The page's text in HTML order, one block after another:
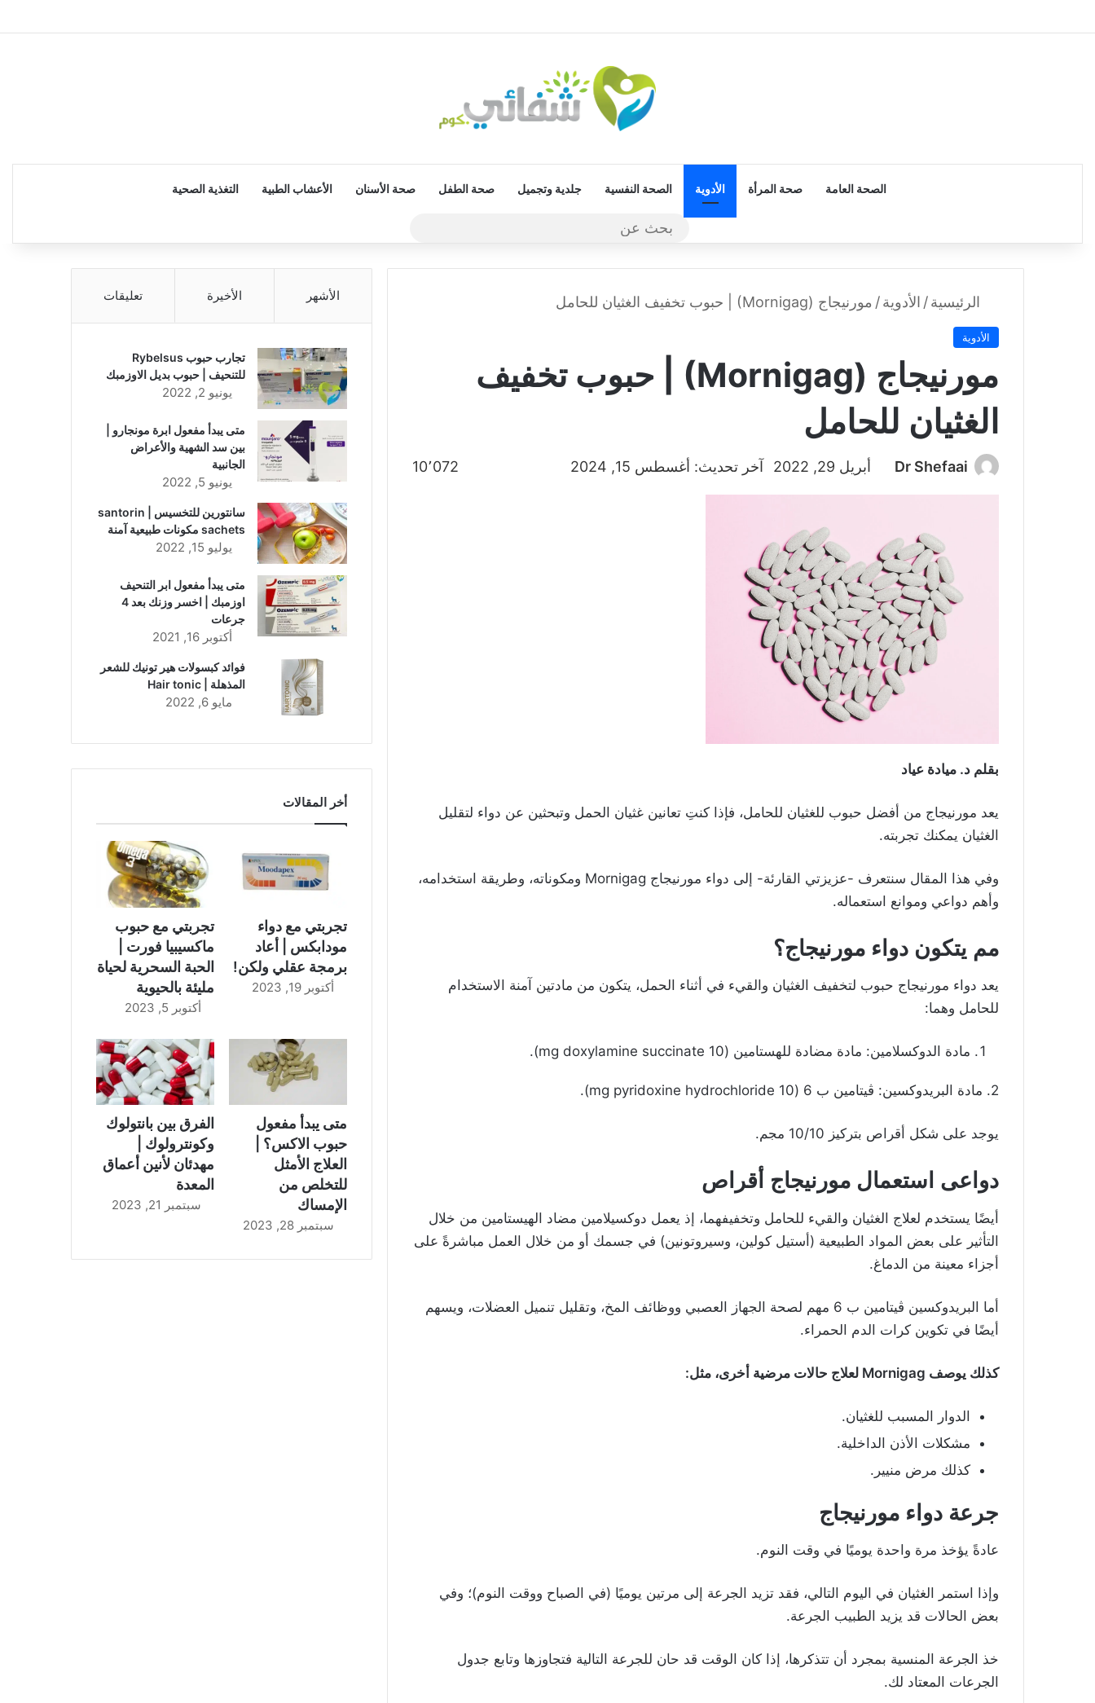
الرئيسيةالصحة العامة صحة المرأة الأدوية الصحة النفسية جلدية وتجميل صحة الطفل صحة الأسنان الأعشاب الطبية التغذية الصحية
الرئيسية/ الأدوية/ مورنيجاج (Mornigag) | حبوب تخفيف الغثيان للحامل
الأدوية
مورنيجاج (Mornigag) | حبوب تخفيف
الغثيان للحامل
Dr Shefaai أبريل 29, 2022 آخر تحديث: أغسطس 15, 2024 10٬072
بقلم د. ميادة عياد
يعد مورنيجاج من أفضل حبوب للغثيان للحامل، فإذا كنتِ تعانين غثيان الحمل وتبحثين عن دواء لتقليل
الغثيان يمكنك تجربته.
وفي هذا المقال سنتعرف -عزيزتي القارئة- إلى دواء مورنيجاج Mornigag ومكوناته، وطريقة استخدامه،
وأهم دواعي وموانع استعماله.
مم يتكون دواء مورنيجاج؟
يعد دواء مورنيجاج حبوب لتخفيف الغثيان والقيء في أثناء الحمل، يتكون من مادتين آمنة الاستخدام
للحامل وهما:
مادة الدوكسلامين: مادة مضادة للهستامين (10 mg doxylamine succinate).
2. مادة البريدوكسين: ڤيتامين ب 6 (10 mg pyridoxine hydrochloride).
يوجد على شكل أقراص بتركيز 10/10 مجم.
دواعى استعمال مورنيجاج أقراص
أيضًا يستخدم لعلاج الغثيان والقيء للحامل وتخفيفهما، إذ يعمل دوكسيلامين مضاد الهيستامين من خلال
التأثير على بعض المواد الطبيعية (أستيل كولين، وسيروتونين) في جسمك أو من خلال العمل مباشرةً على
أجزاء معينة من الدماغ.
أما البريدوكسين ڤيتامين ب 6 مهم لصحة الجهاز العصبي ووظائف المخ، وتقليل تنميل العضلات، ويسهم
أيضًا في تكوين كرات الدم الحمراء.
كذلك يوصف Mornigag لعلاج حالات مرضية أخرى، مثل:
الدوار المسبب للغثيان.
مشكلات الأذن الداخلية.
كذلك مرض منيير.
جرعة دواء مورنيجاج
عادةً يؤخذ مرة واحدة يوميًا في وقت النوم.
وإذا استمر الغثيان في اليوم التالي، فقد تزيد الجرعة إلى مرتين يوميًا (في الصباح ووقت النوم)؛ وفي
بعض الحالات قد يزيد الطبيب الجرعة.
خذ الجرعة المنسية بمجرد أن تتذكرها، إذا كان الوقت قد حان للجرعة التالية فتجاوزها وتابع جدول
الجرعات المعتاد لك.
الأشهر الأخيرة تعليقات
تجارب حبوب Rybelsus
للتنحيف | حبوب بديل الاوزمبك
يونيو 2, 2022
متى يبدأ مفعول ابرة مونجارو |
بين سد الشهية والأعراض
الجانبية
يونيو 5, 2022
سانتورين للتخسيس | santorin
sachets مكونات طبيعية آمنة
يوليو 15, 2022
متى يبدأ مفعول ابر التنحيف
اوزمبك | اخسر وزنك بعد 4
جرعات
أكتوبر 16, 2021
فوائد كبسولات هير تونيك للشعر
المذهلة | Hair tonic
مايو 6, 2022
أخر المقالات
تجربتي مع دواء
مودابكس | أعاد
برمجة عقلي ولكن!
أكتوبر 19, 2023
تجربتي مع حبوب
ماكسيبيا فورت |
الحبة السحرية لحياة
مليئة بالحيوية
أكتوبر 5, 2023
متى يبدأ مفعول
حبوب الاكس؟ |
العلاج الأمثل
للتخلص من
الإمساك
سبتمبر 28, 2023
الفرق بين بانتولوك
وكونترولوك |
مهدئان لأنين أعماق
المعدة
سبتمبر 21, 2023